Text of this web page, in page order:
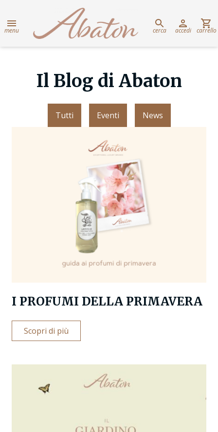
menu cerca accedi carrello
Il Blog di Abaton
Tutti Eventi News
I PROFUMI DELLA PRIMAVERA
Scopri di più